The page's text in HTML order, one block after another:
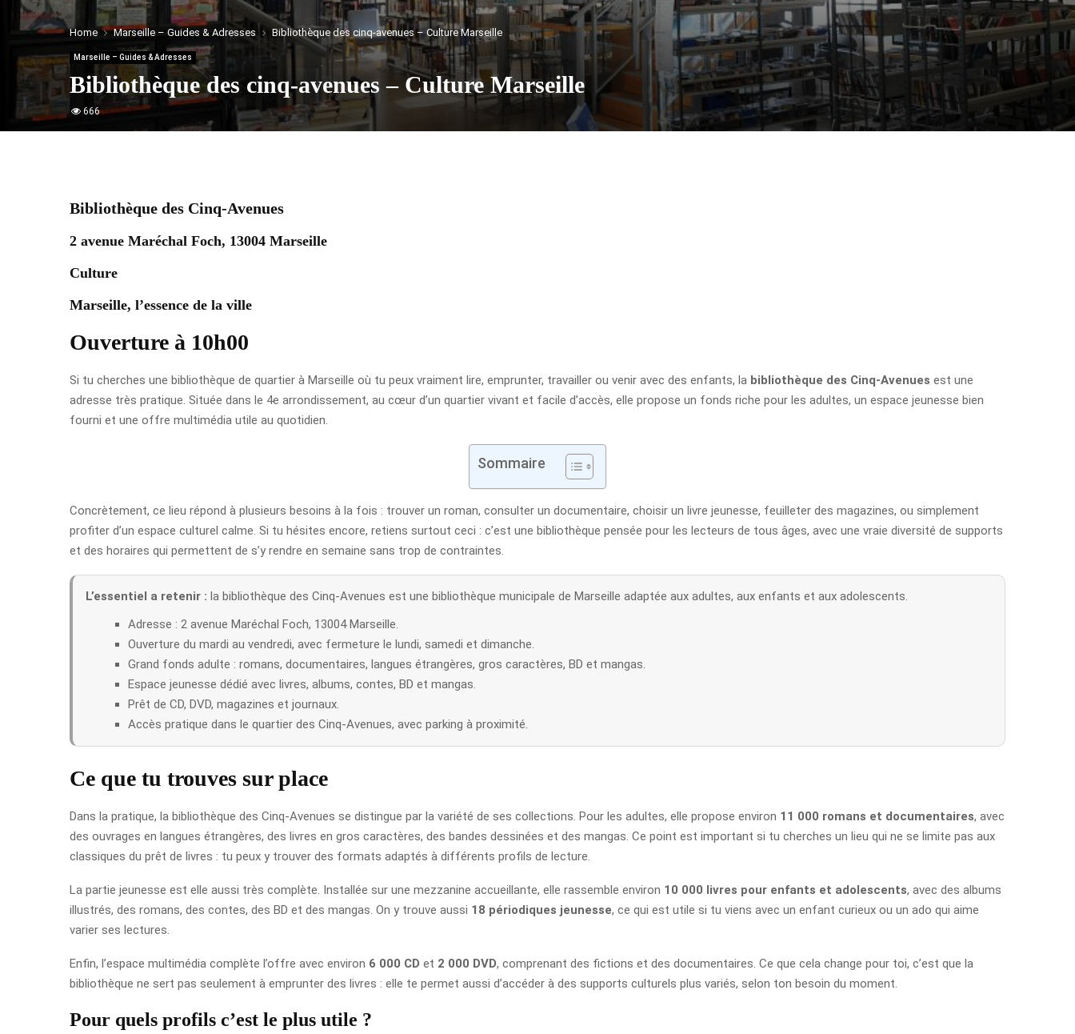
Home Marseille – Guides & Adresses Bibliothèque des cinq-avenues – Culture Marseille
Marseille – Guides & Adresses
Bibliothèque des cinq-avenues – Culture Marseille
666
Bibliothèque des Cinq-Avenues
2 avenue Maréchal Foch, 13004 Marseille
Culture
Marseille, l’essence de la ville
Ouverture à 10h00
Si tu cherches une bibliothèque de quartier à Marseille où tu peux vraiment lire, emprunter, travailler ou venir avec des enfants, la bibliothèque des Cinq-Avenues est une
adresse très pratique. Située dans le 4e arrondissement, au cœur d’un quartier vivant et facile d’accès, elle propose un fonds riche pour les adultes, un espace jeunesse bien
fourni et une offre multimédia utile au quotidien.
Sommaire
Concrètement, ce lieu répond à plusieurs besoins à la fois : trouver un roman, consulter un documentaire, choisir un livre jeunesse, feuilleter des magazines, ou simplement
profiter d’un espace culturel calme. Si tu hésites encore, retiens surtout ceci : c’est une bibliothèque pensée pour les lecteurs de tous âges, avec une vraie diversité de supports
et des horaires qui permettent de s’y rendre en semaine sans trop de contraintes.
L’essentiel a retenir : la bibliothèque des Cinq-Avenues est une bibliothèque municipale de Marseille adaptée aux adultes, aux enfants et aux adolescents.
Adresse : 2 avenue Maréchal Foch, 13004 Marseille.
Ouverture du mardi au vendredi, avec fermeture le lundi, samedi et dimanche.
Grand fonds adulte : romans, documentaires, langues étrangères, gros caractères, BD et mangas.
Espace jeunesse dédié avec livres, albums, contes, BD et mangas.
Prêt de CD, DVD, magazines et journaux.
Accès pratique dans le quartier des Cinq-Avenues, avec parking à proximité.
Ce que tu trouves sur place
Dans la pratique, la bibliothèque des Cinq-Avenues se distingue par la variété de ses collections. Pour les adultes, elle propose environ 11 000 romans et documentaires, avec
des ouvrages en langues étrangères, des livres en gros caractères, des bandes dessinées et des mangas. Ce point est important si tu cherches un lieu qui ne se limite pas aux
classiques du prêt de livres : tu peux y trouver des formats adaptés à différents profils de lecture.
La partie jeunesse est elle aussi très complète. Installée sur une mezzanine accueillante, elle rassemble environ 10 000 livres pour enfants et adolescents, avec des albums
illustrés, des romans, des contes, des BD et des mangas. On y trouve aussi 18 périodiques jeunesse, ce qui est utile si tu viens avec un enfant curieux ou un ado qui aime
varier ses lectures.
Enfin, l’espace multimédia complète l’offre avec environ 6 000 CD et 2 000 DVD, comprenant des fictions et des documentaires. Ce que cela change pour toi, c’est que la
bibliothèque ne sert pas seulement à emprunter des livres : elle te permet aussi d’accéder à des supports culturels plus variés, selon ton besoin du moment.
Pour quels profils c’est le plus utile ?